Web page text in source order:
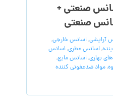
صنعتی +
صنعتی
آرایشی,اسانس خارجی,
,اسانس عطری,اسانس
بهاری,اسانس مایع,
,مواد ضدعفونی کننده